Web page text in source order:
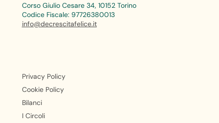
Corso Giulio Cesare 34, 10152 Torino
Codice Fiscale: 97726380013
info@decrescitafelice.it
Privacy Policy
Cookie Policy
Bilanci
I Circoli